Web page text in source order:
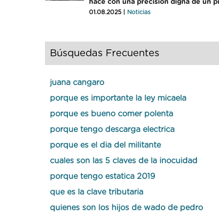
hace con una precisión digna de un
01.08.2025 | Noticias
Búsquedas Frecuentes
juana cangaro
porque es importante la ley micaela
porque es bueno comer polenta
porque tengo descarga electrica
porque es el dia del militante
cuales son las 5 claves de la inocuidad
porque tengo estatica 2019
que es la clave tributaria
quienes son los hijos de wado de pedro